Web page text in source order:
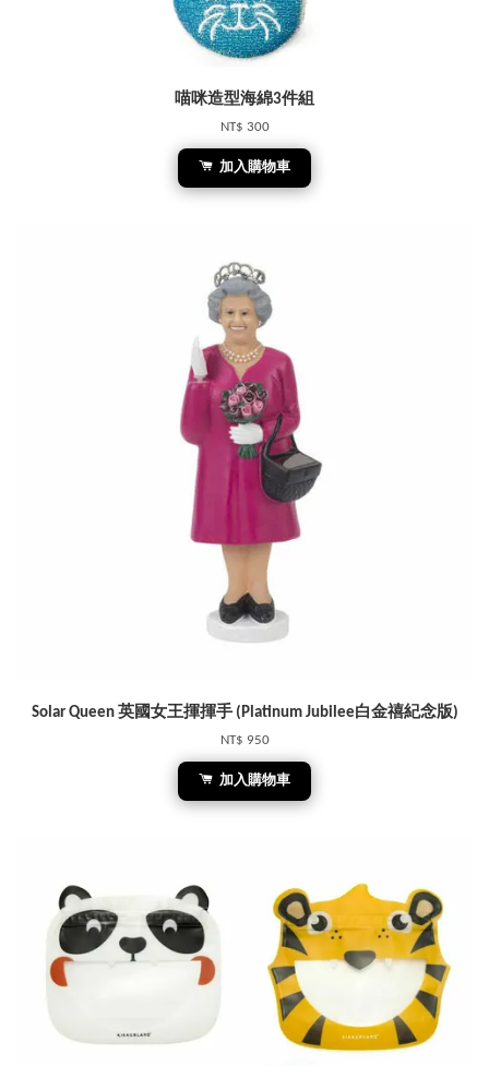
喵咪造型海綿3件組
NT$ 300
加入購物車
Solar Queen 英國女王揮揮手 (Platinum Jubilee白金禧紀念版)
NT$ 950
加入購物車